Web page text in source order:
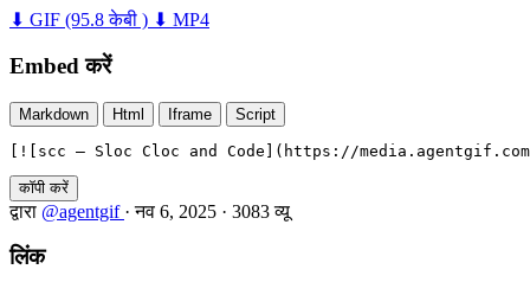
⬇ GIF (95.8 केबी ) ⬇ MP4
Embed करें
Markdown Html Iframe Script
[![scc — Sloc Cloc and Code](https://
कॉपी करें
द्वारा @agentgif · नव 6, 2025 · 3083 व्यू
लिंक